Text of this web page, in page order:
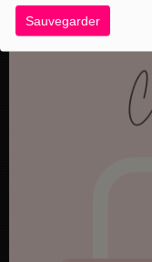
Sauvegarder